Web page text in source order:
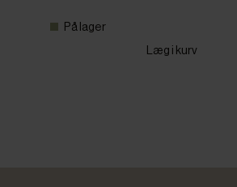
På lager
Læg i kurv